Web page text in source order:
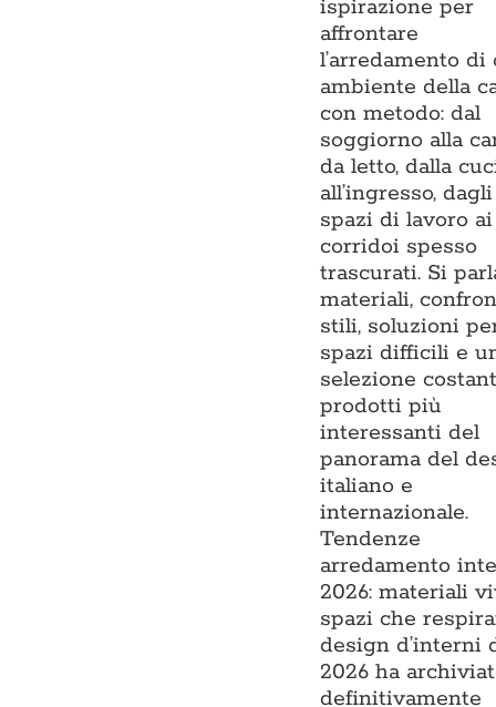
ispirazione per
affrontare
l’arredamento di
ambiente della
con metodo: dal
soggiorno alla
da letto, dalla
all’ingresso, dagli
spazi di lavoro ai
corridoi spesso
trascurati. Si
materiali,
stili, soluzioni
spazi difficili e
selezione
prodotti più
interessanti del
panorama del
italiano e
internazionale.
Tendenze
arredamento
2026: materiali
spazi che
design d’interni
2026 ha
definitivamente